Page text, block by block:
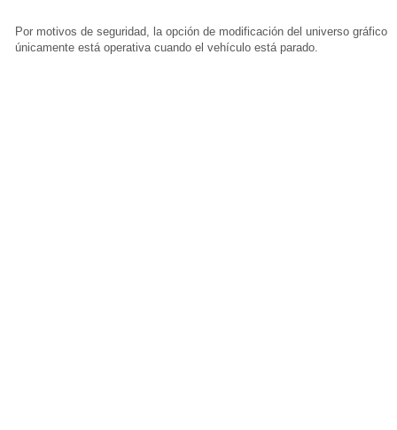
Por motivos de seguridad, la opción de modificación del universo gráfico
únicamente está operativa cuando el vehículo está parado.